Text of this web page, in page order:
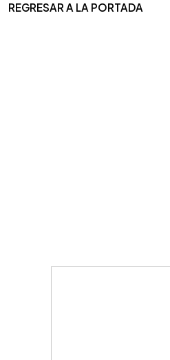
REGRESAR A LA PORTADA